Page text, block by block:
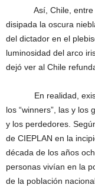
Así, Chile, entre
disipada la oscura
del dictador en el
luminosidad del arco
dejó ver al Chile
En realidad,
los “winners”, las y los
y los perdedores.
de CIEPLAN en la
década de los años
personas vivían en la
de la población